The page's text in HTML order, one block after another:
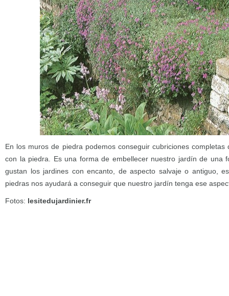
En los muros de piedra podemos conseguir cubriciones
con la piedra. Es una forma de embellecer nuestro jardín de una
gustan los jardines con encanto, de aspecto salvaje o antiguo,
piedras nos ayudará a conseguir que nuestro jardín tenga ese
Fotos: lesitedujardinier.fr